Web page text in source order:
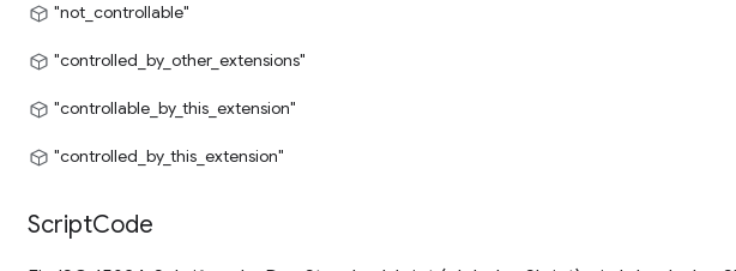
"not_controllable"
"controlled_by_other_extensions"
"controllable_by_this_extension"
"controlled_by_this_extension"
ScriptCode